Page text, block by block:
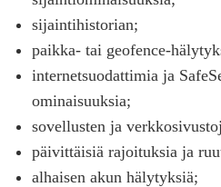
sijaintihistorian;
paikka- tai geofence-
internetsuodattimia ja
ominaisuuksia;
sovellusten ja
päivittäisiä rajoituksia ja
alhaisen akun hälytyksiä;